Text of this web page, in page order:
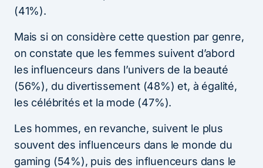
(41%).
Mais si on considère cette question par genre,
on constate que les femmes suivent d’abord
les influenceurs dans l’univers de la beauté
(56%), du divertissement (48%) et, à égalité,
les célébrités et la mode (47%).
Les hommes, en revanche, suivent le plus
souvent des influenceurs dans le monde du
gaming (54%), puis des influenceurs dans le